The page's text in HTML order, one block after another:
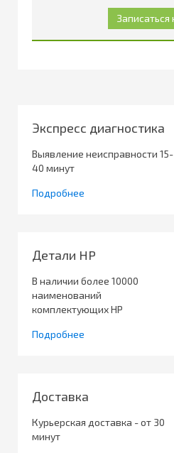
Экспресс диагностика
Выявление неисправности 15-
40 минут
Подробнее
Детали HP
В наличии более 10000
наименований
комплектующих HP
Подробнее
Доставка
Курьерская доставка - от 30
минут